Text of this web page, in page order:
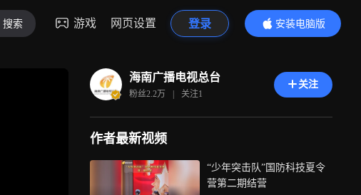
搜索 游戏 网页设置 登录
安装电脑版
内容更精彩
海南广播电视总台
粉丝2.2万 | 关注1
关注
作者最新视频
“少年突击队”国防科技夏令
营第二期结营